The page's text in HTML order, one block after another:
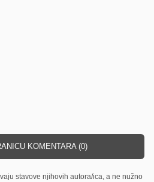
KOMENTARA (0)
stavove njihovih autora/ica, a ne nužno